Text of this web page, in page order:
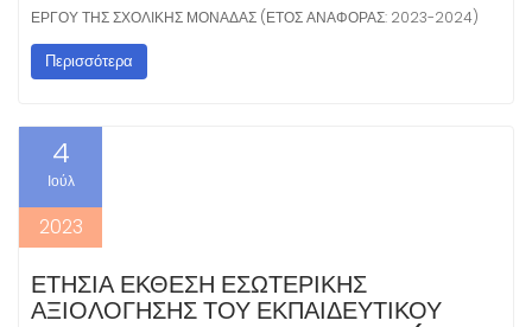
ΕΡΓΟΥ ΤΗΣ ΣΧΟΛΙΚΗΣ ΜΟΝΑΔΑΣ (ΕΤΟΣ ΑΝΑΦΟΡΑΣ: 2023-2024)
Περισσότερα
4
Ιούλ
2023
ΈΤΗΣΙΑ ΈΚΘΕΣΗ ΕΣΩΤΕΡΙΚΉΣ
ΑΞΙΟΛΌΓΗΣΗΣ ΤΟΥ ΕΚΠΑΙΔΕΥΤΙΚΟΎ